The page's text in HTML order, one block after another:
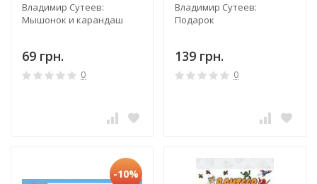
Владимир Сутеев:
Мышонок и карандаш
69 грн.
0
Владимир Сутеев:
Подарок
139 грн.
0
-10%